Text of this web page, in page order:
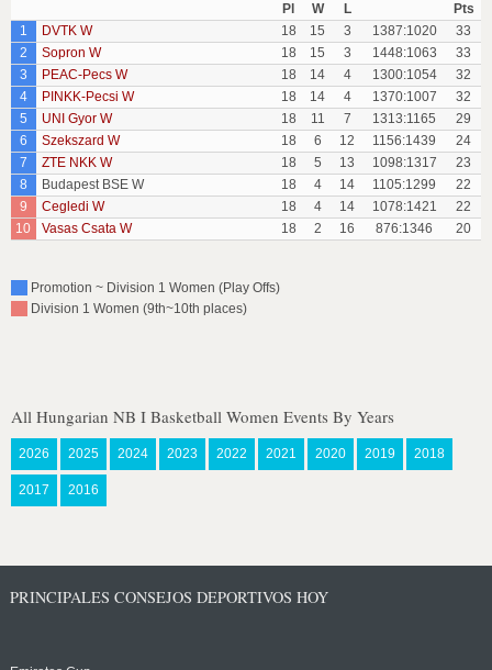
Pl W L
Pts
1
DVTK W 18 15 3 1387:1020
33
2
Sopron W 18 15 3 1448:1063
33
3
PEAC-Pecs W 18 14 4 1300:1054
32
4
PINKK-Pecsi W 18 14 4 1370:1007
32
5
UNI Gyor W 18 11 7 1313:1165
29
6
Szekszard W 18 6 12 1156:1439
24
7
ZTE NKK W 18 5 13 1098:1317
23
8
Budapest BSE W 18 4 14 1105:1299
22
9
Cegledi W 18 4 14 1078:1421
22
10
Vasas Csata W 18 2 16 876:1346 20
Promotion ~ Division 1 Women (Play Offs)
Division 1 Women (9th~10th places)
All Hungarian NB I Basketball Women Events By Years
2026 2025 2024 2023 2022 2021 2020 2019 2018
2017 2016
PRINCIPALES CONSEJOS DEPORTIVOS HOY